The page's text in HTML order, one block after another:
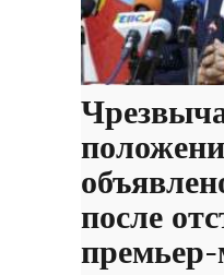
после